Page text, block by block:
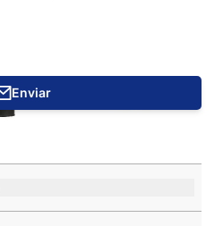
Enviar